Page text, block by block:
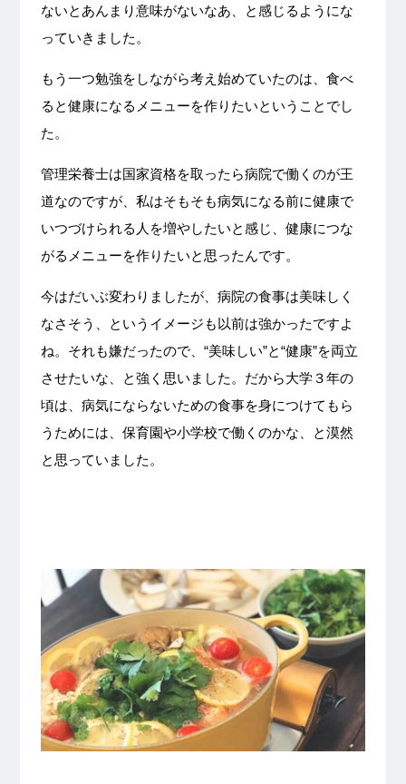
ないとあんまり意味がないなあ、と感じるようにな
っていきました。
もう一つ勉強をしながら考え始めていたのは、食べ
ると健康になるメニューを作りたいということでし
た。
管理栄養士は国家資格を取ったら病院で働くのが王
道なのですが、私はそもそも病気になる前に健康で
いつづけられる人を増やしたいと感じ、健康につな
がるメニューを作りたいと思ったんです。
今はだいぶ変わりましたが、病院の食事は美味しく
なさそう、というイメージも以前は強かったですよ
ね。それも嫌だったので、“美味しい”と“健康”を両立
させたいな、と強く思いました。だから大学３年の
頃は、病気にならないための食事を身につけてもら
うためには、保育園や小学校で働くのかな、と漠然
と思っていました。